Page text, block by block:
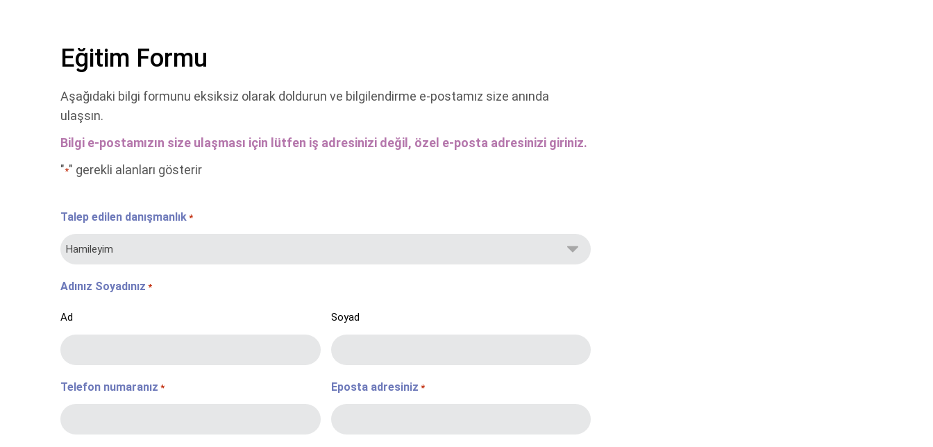
Eğitim Formu
Aşağıdaki bilgi formunu eksiksiz olarak doldurun ve bilgilendirme e-postamız size anında
ulaşsın.
Bilgi e-postamızın size ulaşması için lütfen iş adresinizi değil, özel e-posta adresinizi giriniz.
"*" gerekli alanları gösterir
Talep edilen danışmanlık *
Adınız Soyadınız *
Ad Soyad
Telefon numaranız * Eposta adresiniz *